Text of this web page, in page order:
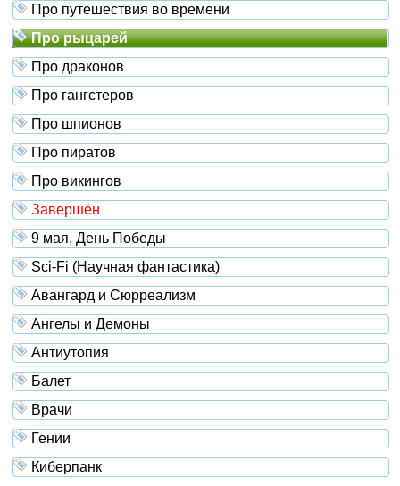
Про путешествия во времени
Про рыцарей
Про драконов
Про гангстеров
Про шпионов
Про пиратов
Про викингов
Завершён
9 мая, День Победы
Sci-Fi (Научная фантастика)
Авангард и Сюрреализм
Ангелы и Демоны
Антиутопия
Балет
Врачи
Гении
Киберпанк